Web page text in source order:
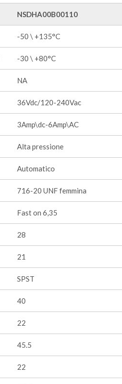
NSDHA00B00110
-50 \ +135°C
-30 \ +80°C
NA
36Vdc/120-240Vac
3Amp\dc-6Amp\AC
Alta pressione
Automatico
716-20 UNF femmina
Fast on 6,35
28
21
SPST
40
22
45.5
22